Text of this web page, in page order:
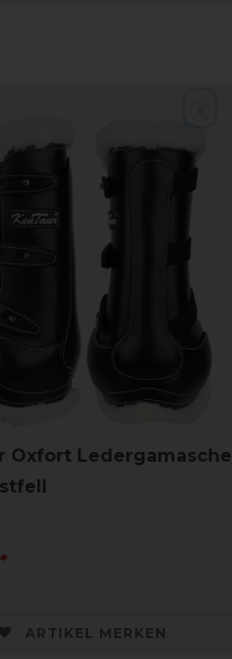
Oxfort Ledergamasche
ARTIKEL MERKEN